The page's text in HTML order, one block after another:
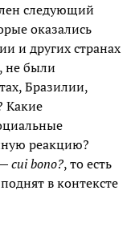
следующий
оказались
и других странах
не были
Бразилии,
Какие
реакцию?
cui bono?, то есть
в контексте